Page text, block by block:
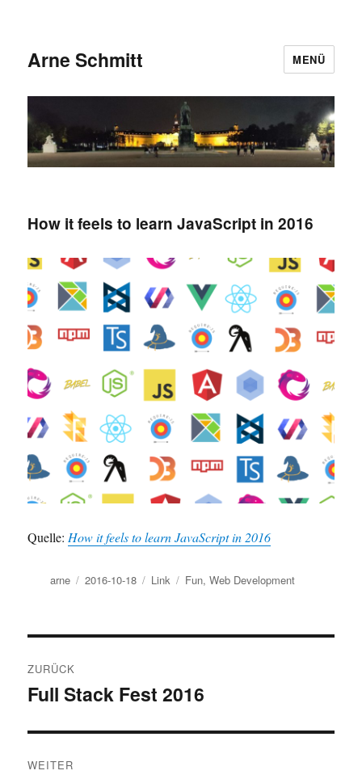
Arne Schmitt MENÜ
How it feels to learn JavaScript in 2016
Quelle: How it feels to learn JavaScript in 2016
Autor
arne
Veröffentlicht
2016-10-18 Format
Link Kategorien
Fun,Web Development
ZURÜCK
Vorheriger
Full Stack Fest 2016
WEITER